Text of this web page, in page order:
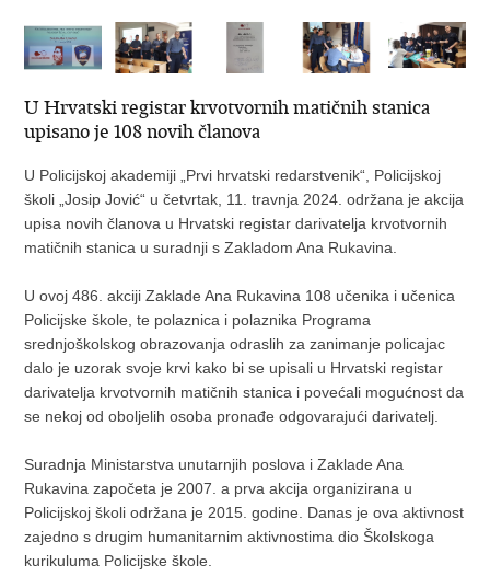
U Hrvatski registar krvotvornih matičnih stanica
upisano je 108 novih članova
U Policijskoj akademiji „Prvi hrvatski redarstvenik“, Policijskoj
školi „Josip Jović“ u četvrtak, 11. travnja 2024. održana je akcija
upisa novih članova u Hrvatski registar darivatelja krvotvornih
matičnih stanica u suradnji s Zakladom Ana Rukavina.
U ovoj 486. akciji Zaklade Ana Rukavina 108 učenika i učenica
Policijske škole, te polaznica i polaznika Programa
srednjoškolskog obrazovanja odraslih za zanimanje policajac
dalo je uzorak svoje krvi kako bi se upisali u Hrvatski registar
darivatelja krvotvornih matičnih stanica i povećali mogućnost da
se nekoj od oboljelih osoba pronađe odgovarajući darivatelj.
Suradnja Ministarstva unutarnjih poslova i Zaklade Ana
Rukavina započeta je 2007. a prva akcija organizirana u
Policijskoj školi održana je 2015. godine. Danas je ova aktivnost
zajedno s drugim humanitarnim aktivnostima dio Školskoga
kurikuluma Policijske škole.